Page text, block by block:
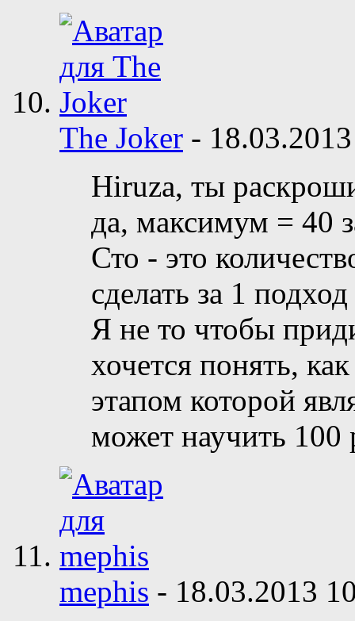
The Joker -
Hiruza, ты
да, максимум = 40
Сто - это
сделать за 1 подход
Я не то чтобы
хочется понять,
этапом которой
может научить 100
mephis - 18.03.2013